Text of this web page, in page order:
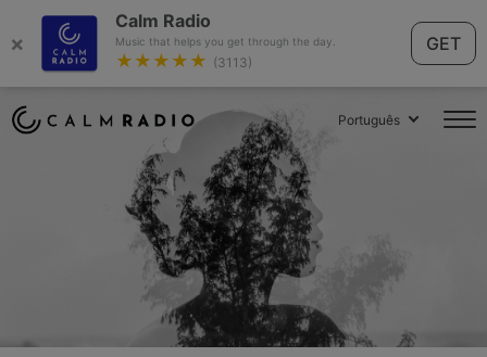
×
Calm Radio
Music that helps you get through the day.
★★★★★ (3113)
GET
Português